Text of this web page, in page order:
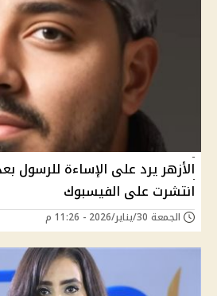
الأزهر يرد على الإساءة للرسول
انتشرت على الفيسبوك
الجمعة 30/يناير/2026 - 11:26 م